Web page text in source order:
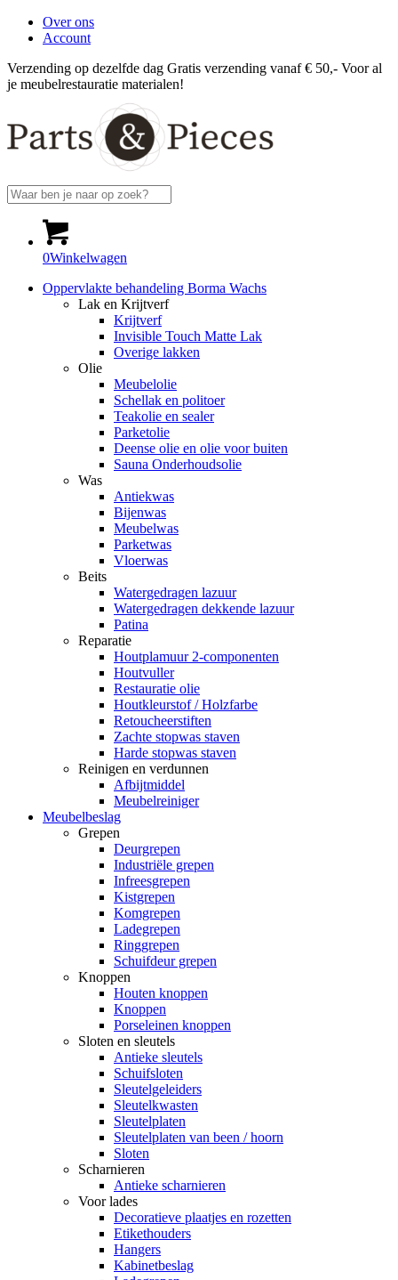
Over ons
Account
Verzending op dezelfde dag Gratis verzending vanaf € 50,- Voor al
je meubelrestauratie materialen!
0Winkelwagen
Oppervlakte behandeling Borma Wachs
Lak en Krijtverf
Krijtverf
Invisible Touch Matte Lak
Overige lakken
Olie
Meubelolie
Schellak en politoer
Teakolie en sealer
Parketolie
Deense olie en olie voor buiten
Sauna Onderhoudsolie
Was
Antiekwas
Bijenwas
Meubelwas
Parketwas
Vloerwas
Beits
Watergedragen lazuur
Watergedragen dekkende lazuur
Patina
Reparatie
Houtplamuur 2-componenten
Houtvuller
Restauratie olie
Houtkleurstof / Holzfarbe
Retoucheerstiften
Zachte stopwas staven
Harde stopwas staven
Reinigen en verdunnen
Afbijtmiddel
Meubelreiniger
Meubelbeslag
Grepen
Deurgrepen
Industriële grepen
Infreesgrepen
Kistgrepen
Komgrepen
Ladegrepen
Ringgrepen
Schuifdeur grepen
Knoppen
Houten knoppen
Knoppen
Porseleinen knoppen
Sloten en sleutels
Antieke sleutels
Schuifsloten
Sleutelgeleiders
Sleutelkwasten
Sleutelplaten
Sleutelplaten van been / hoorn
Sloten
Scharnieren
Antieke scharnieren
Voor lades
Decoratieve plaatjes en rozetten
Etikethouders
Hangers
Kabinetbeslag